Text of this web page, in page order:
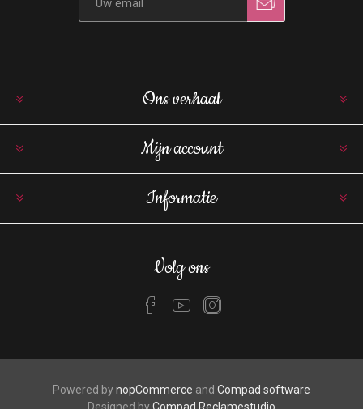
Ons verhaal
Mijn account
Informatie
Volg ons
Powered bynopCommerce and Compad software